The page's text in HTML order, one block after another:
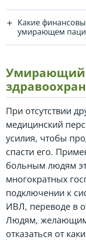
Какие
умирающем
Умирающий
При отсутствии
медицинский
усилия, чтобы
спасти его.
больным людям
многократных
подключении к
ИВЛ, переводе в
Людям, желающим
отказаться от